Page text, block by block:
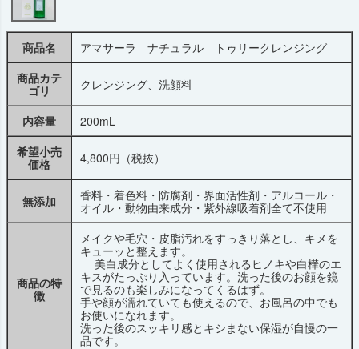
商品名
アマサーラ ナチュラル トゥリークレンジング
商品カテ
ゴリ
クレンジング、洗顔料
内容量
200mL
希望小売
価格
4,800円（税抜）
無添加
香料・着色料・防腐剤・界面活性剤・アルコール・
オイル・動物由来成分・紫外線吸着剤全て不使用
商品の特
徴
メイクや毛穴・皮脂汚れをすっきり落とし、キメを
キューッと整えます。
美白成分としてよく使用されるヒノキや白樺のエ
キスがたっぷり入っています。洗った後のお顔を鏡
で見るのも楽しみになってくるはず。
手や顔が濡れていても使えるので、お風呂の中でも
お使いになれます。
洗った後のスッキリ感とキシまない保湿が自慢の一
品です。